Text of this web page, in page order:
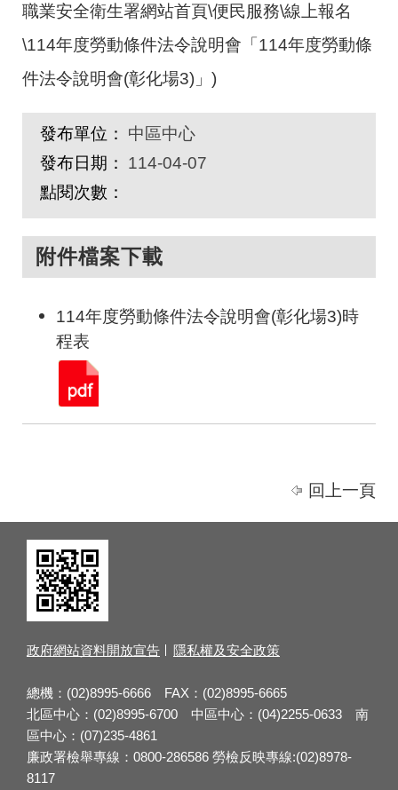
職業安全衛生署網站首頁\便民服務\線上報名
\114年度勞動條件法令說明會「114年度勞動條
件法令說明會(彰化場3)」)
發布單位：
中區中心
發布日期：
114-04-07
點閱次數：
附件檔案下載
114年度勞動條件法令說明會(彰化場3)時
程表
回上一頁
政府網站資料開放宣告 隱私權及安全政策
總機：(02)8995-6666 FAX：(02)8995-6665
北區中心：(02)8995-6700 中區中心：(04)2255-0633 南
區中心：(07)235-4861
廉政署檢舉專線：0800-286586 勞檢反映專線:(02)8978-
8117